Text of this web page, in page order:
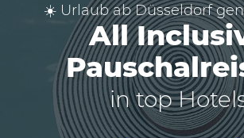
☀️ Urlaub ab Düsseldorf
All
in top